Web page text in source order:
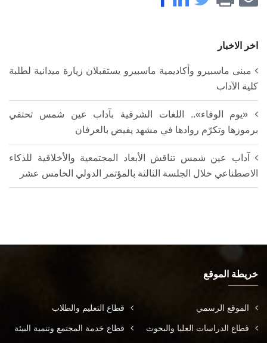
اخر الاخبار
مبنى ماسبيرو وأكاديمية ماسبيرو يستقبلان زيارة ميدانية لطلبة
كلية الآداب
«يوم الوفاء».. اللغات الشرقية بآداب عين شمس تحتفي
برموزها وتكرّم روادها في مشهد يفيض بالعرفان
آداب عين شمس تناقش الأبعاد المجتمعية والأخلاقية للذكاء
الاصطناعي خلال الجلسة الثالثة بالمؤتمر الدولي الخامس عشر
خريطة الموقع
الموقع الرسمي قطاع التعليم والطلاب
قطاع الدراسات العليا والبحوث قطاع خدمة المجتمع وتنمية البيئة